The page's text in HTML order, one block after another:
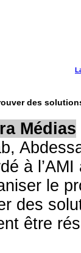
des
Médias
à
le
des
être